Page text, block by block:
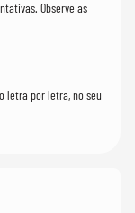
Observe as
letra por letra, no seu